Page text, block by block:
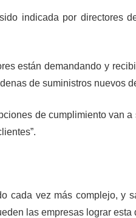
indicada por directores
están demandando y
de suministros nuevos
de cumplimiento van
cada vez más complejo, y
las empresas lograr esta